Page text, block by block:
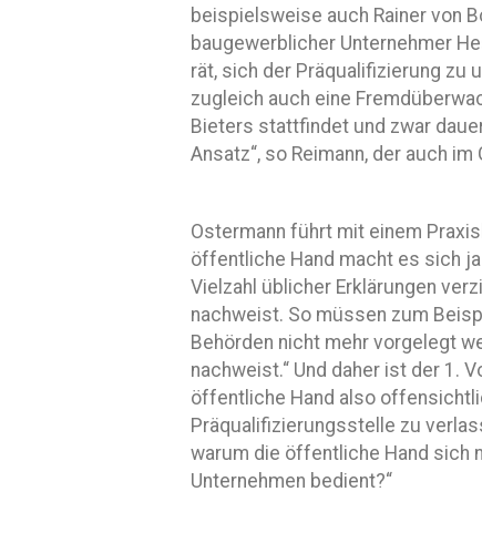
beispielsweise auch Rainer von
baugewerblicher Unternehmer
rät, sich der Präqualifizierung zu
zugleich auch eine
Bieters stattfindet und zwar
Ansatz“, so Reimann, der auch
Ostermann führt mit einem
öffentliche Hand macht es sich
Vielzahl üblicher Erklärungen
nachweist. So müssen zum
Behörden nicht mehr vorgelegt
nachweist.“ Und daher ist der 1.
öffentliche Hand also
Präqualifizierungsstelle zu
warum die öffentliche Hand sich
Unternehmen bedient?“